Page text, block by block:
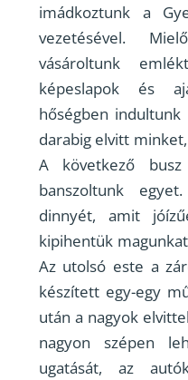
imádkoztunk a
vezetésével.
vásároltunk
képeslapok és
hőségben
darabig elvitt
A következő
banszoltunk
dinnyét, amit
kipihentük
Az utolsó este a
készített egy-egy
után a nagyok
nagyon szépen
ugatását, az